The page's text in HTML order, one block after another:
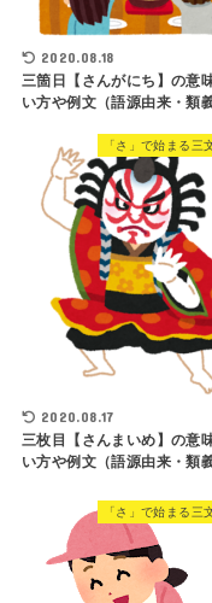
2020.08.18
三箇日【さんがにち】の意
い方や例文（語源由来・類義
「さ」で始まる三
2020.08.17
三枚目【さんまいめ】の意
い方や例文（語源由来・類義
「さ」で始まる三